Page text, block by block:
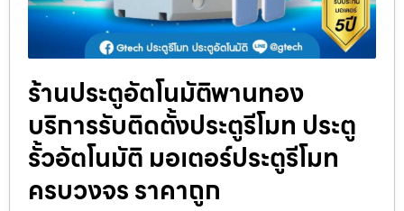
ร้านประตูอัตโนมัติพานทอง
บริการรับติดตั้งประตูรีโมท ประตู
รั้วอัตโนมัติ มอเตอร์ประตูรีโมท
ครบวงจร ราคาถูก